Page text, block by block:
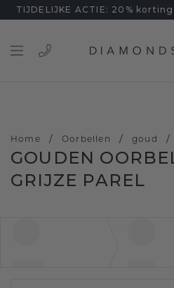
TIJDELIJKE ACTIE: 20%
Home / Oorbellen / goud /
GOUDEN
GRIJZE PAREL